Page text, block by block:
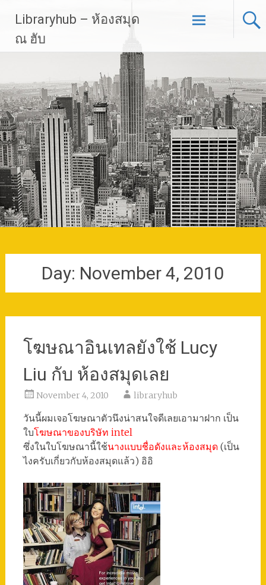
content
Libraryhub – ห้องสมุด
ณ ฮับ
Day: November 4, 2010
โฆษณาอินเทลยังใช้ Lucy
Liu กับ ห้องสมุดเลย
November 4, 2010 libraryhub
วันนี้ผมเจอโฆษณาตัวนึงน่าสนใจดีเลยเอามาฝาก เป็น
ใบโฆษณาของบริษัท intel
ซึ่งในใบโฆษณานี้ใช้นางแบบชื่อดังและห้องสมุด (เป็น
ไงครับเกี่ยวกับห้องสมุดแล้ว) อิอิ